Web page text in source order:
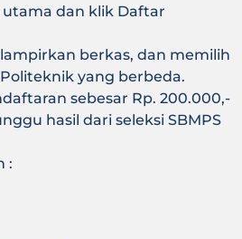
dan klik Daftar
berkas, dan memilih
yang berbeda.
sebesar Rp. 200.000,-
hasil dari seleksi SBMPS
: